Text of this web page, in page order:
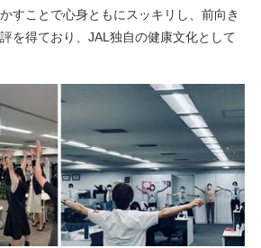
すことで心身ともにスッキリし、前向き
を得ており、JAL独自の健康文化として